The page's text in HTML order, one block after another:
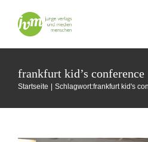
Inhalt
springen
frankfurt kid’s conference
Startseite Schlagwort:frankfurt kid's
Responsibility in
– Frankfurt Kids
Buchmesse